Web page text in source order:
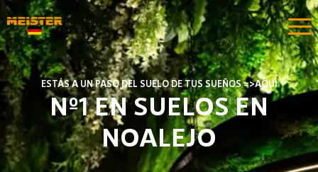
ESTÁS A UN PASO DEL SUELO DE TUS SUEÑOS =>AQUÍ
Nº1 EN SUELOS EN
NOALEJO